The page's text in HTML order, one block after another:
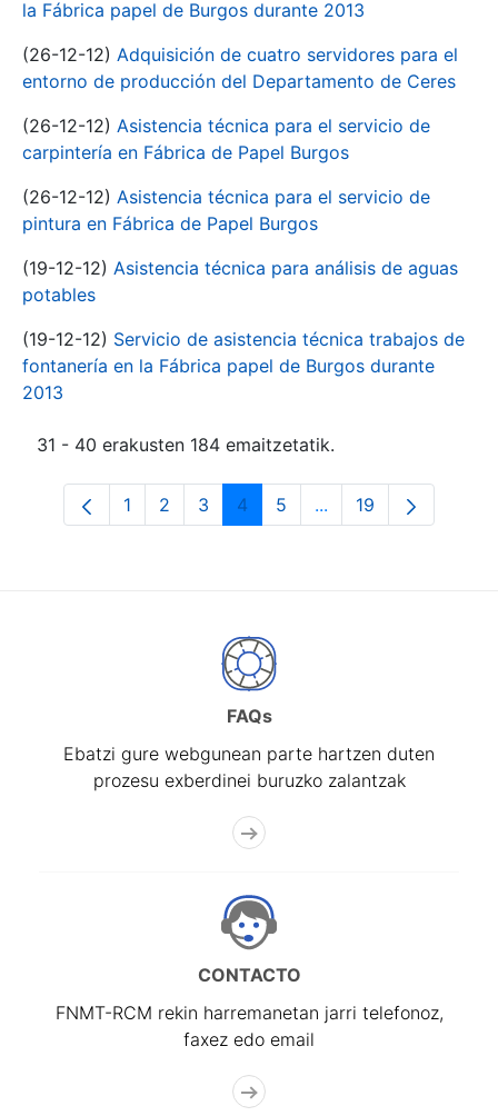
la Fábrica papel de Burgos durante 2013
(26-12-12) Adquisición de cuatro servidores para el
entorno de producción del Departamento de Ceres
(26-12-12) Asistencia técnica para el servicio de
carpintería en Fábrica de Papel Burgos
(26-12-12) Asistencia técnica para el servicio de
pintura en Fábrica de Papel Burgos
(19-12-12) Asistencia técnica para análisis de aguas
potables
(19-12-12) Servicio de asistencia técnica trabajos de
fontanería en la Fábrica papel de Burgos durante
2013
31 - 40 erakusten 184 emaitzetatik.
Orrialdea
1 Orrialdea
2 Orrialdea
3 Orrialdea
4 Orrialdea
5 ...Intermediate Pages
Orrialdea
19
FAQs
Ebatzi gure webgunean parte hartzen duten
prozesu exberdinei buruzko zalantzak
CONTACTO
FNMT-RCM rekin harremanetan jarri telefonoz,
faxez edo email